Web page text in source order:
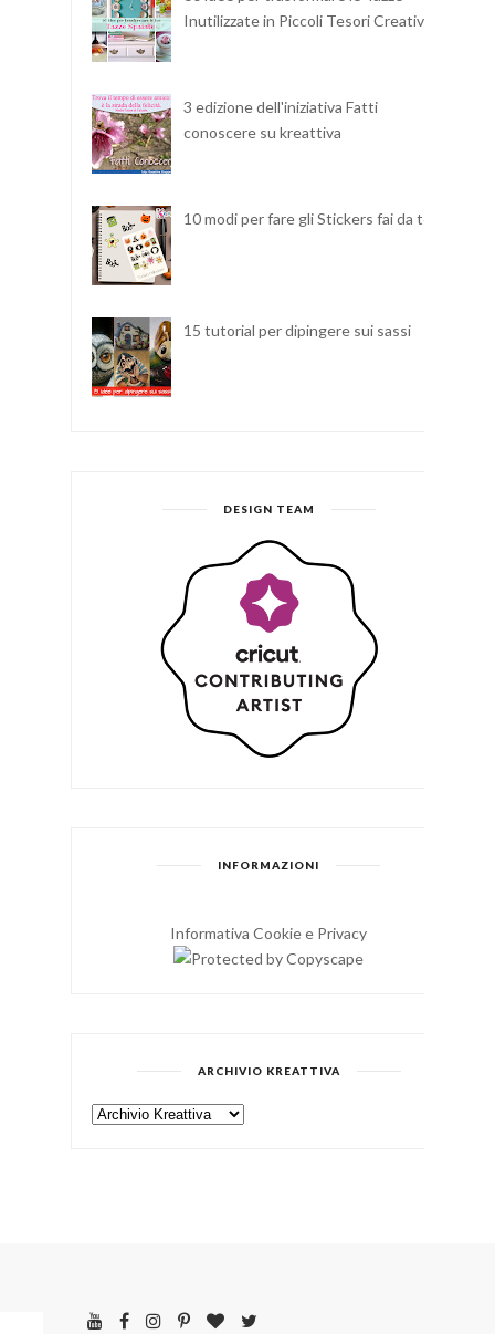
Inutilizzate in Piccoli Tesori Creativi
3 edizione dell'iniziativa Fatti
conoscere su kreattiva
10 modi per fare gli Stickers fai da te
15 tutorial per dipingere sui sassi
DESIGN TEAM
INFORMAZIONI
Informativa Cookie e Privacy
ARCHIVIO KREATTIVA